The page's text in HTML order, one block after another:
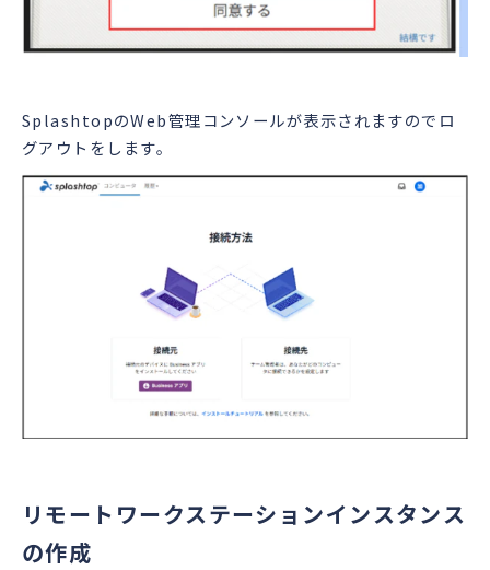
SplashtopのWeb管理コンソールが表示されますのでロ
グアウトをします。
リモートワークステーションインスタンス
の作成